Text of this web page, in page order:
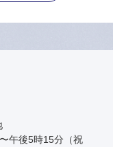
午後5時15分（祝